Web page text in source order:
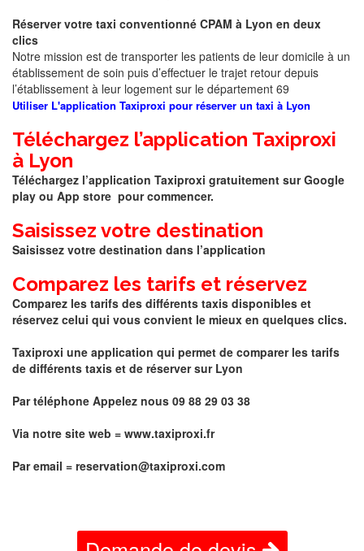
Réserver votre taxi conventionné CPAM à Lyon en deux
clics
Notre mission est de transporter les patients de leur domicile à un
établissement de soin puis d’effectuer le trajet retour depuis
l’établissement à leur logement sur le département 69
Utiliser L'application Taxiproxi pour réserver un taxi à Lyon
Téléchargez l’application Taxiproxi
à Lyon
Téléchargez l’application Taxiproxi gratuitement sur Google
play ou App store pour commencer.
Saisissez votre destination
Saisissez votre destination dans l’application
Comparez les tarifs et réservez
Comparez les tarifs des différents taxis disponibles et
réservez celui qui vous convient le mieux en quelques clics.
Taxiproxi une application qui permet de comparer les tarifs
de différents taxis et de réserver sur Lyon
Par téléphone Appelez nous 09 88 29 03 38
Via notre site web = www.taxiproxi.fr
Par email = reservation@taxiproxi.com